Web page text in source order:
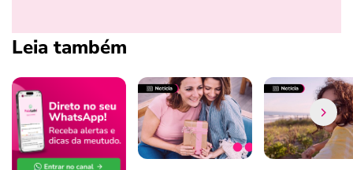
Leia também